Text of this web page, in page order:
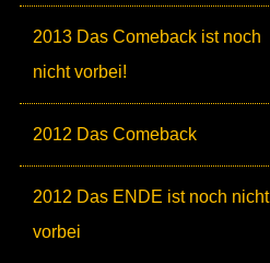
2013 Das Comeback ist noch
nicht vorbei!
2012 Das Comeback
2012 Das ENDE ist noch nicht
vorbei